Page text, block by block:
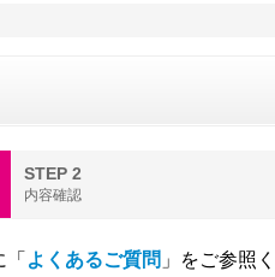
STEP 2
内容確認
よくあるご質問 」をご参照